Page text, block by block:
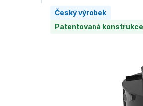
Český výrobek
Patentovaná konstrukce